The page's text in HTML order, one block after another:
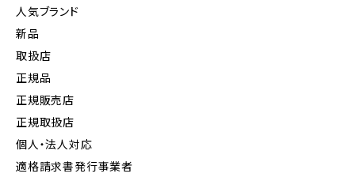
人気ブランド
新品
取扱店
正規品
正規販売店
正規取扱店
個人・法人対応
適格請求書発行事業者